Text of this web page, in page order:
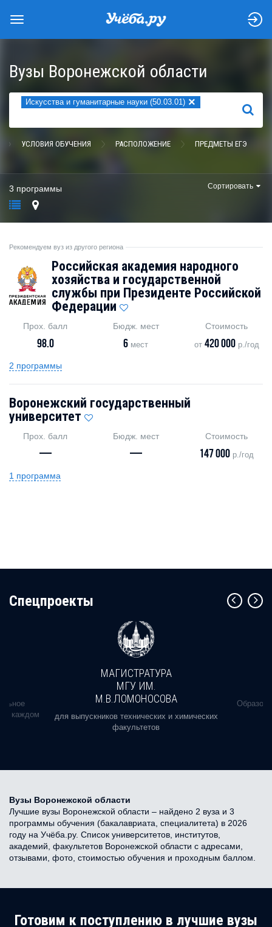
Вузы Воронежской области
Искусства и гуманитарные науки (50.03.01) ×
НАЙТИ
УСЛОВИЯ ОБУЧЕНИЯ РАСПОЛОЖЕНИЕ ПРЕДМЕТЫ ЕГЭ
3 программы Сортировать
Рекомендуем вуз из другого региона
Российская академия народного
хозяйства и государственной
службы при Президенте Российской
Федерации
Прох. балл
98.0
Бюдж. мест
6 мест
Стоимость
от 420 000р./год
2 программы
Воронежский государственный
университет
Прох. балл
—
Бюдж. мест
—
Стоимость
147 000 р./год
1 программа
Cпецпроекты
в каждом
МАГИСТРАТУРА
МГУ ИМ.
М.В.ЛОМОНОСОВА
для выпускников технических и химических
факультетов
Вузы Воронежской области
Лучшие вузы Воронежской области – найдено 2 вуза и 3
программы обучения (бакалавриата, специалитета) в 2026
году на Учёба.ру. Список университетов, институтов,
академий, факультетов Воронежской области с адресами,
отзывами, фото, стоимостью обучения и проходным баллом.
Готовим к поступлению в лучшие вузы